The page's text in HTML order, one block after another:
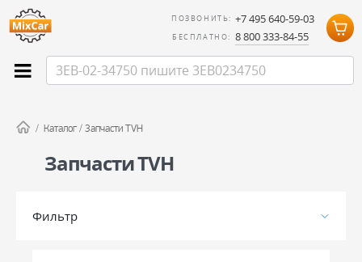
ПОЗВОНИТЬ: +7 495 640-59-03
БЕСПЛАТНО: 8 800 333-84-55
/ Каталог/Запчасти TVH
Запчасти TVH
Фильтр